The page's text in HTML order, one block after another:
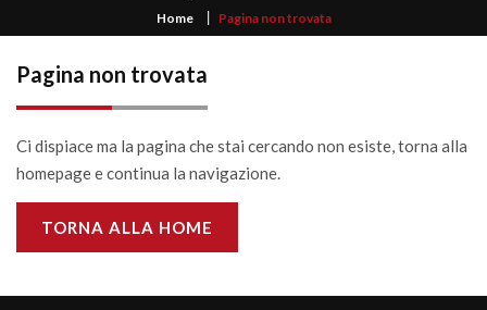
Home Pagina non trovata
Pagina non trovata
Ci dispiace ma la pagina che stai cercando non esiste, torna alla
homepage e continua la navigazione.
TORNA ALLA HOME